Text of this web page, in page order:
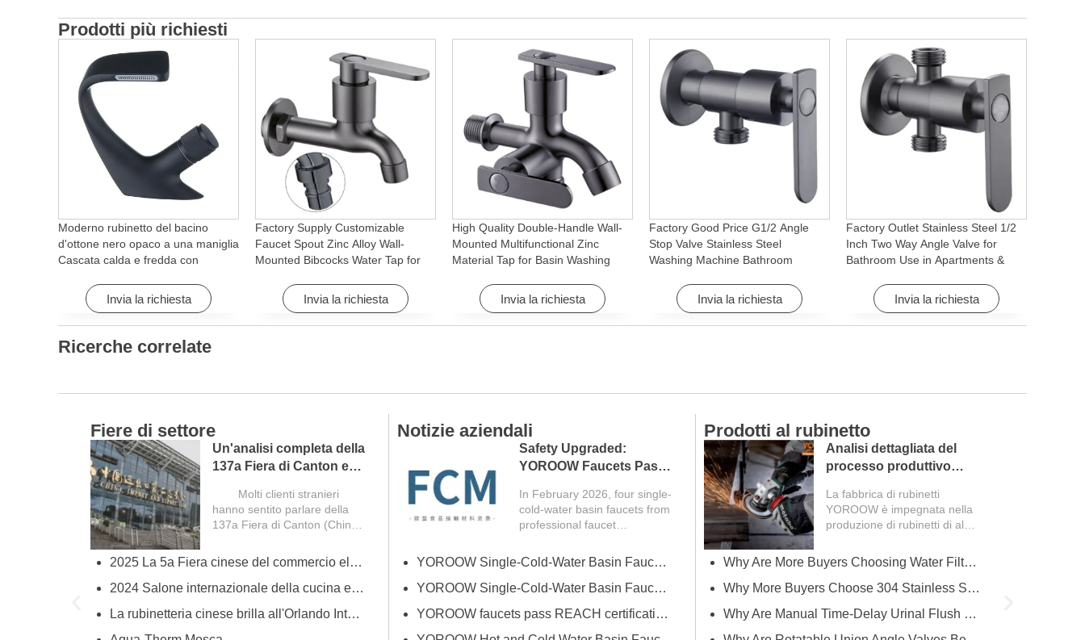
Prodotti più richiesti
Moderno rubinetto del bacino
d'ottone nero opaco a una maniglia
Cascata calda e fredda con
Hotel& ApartmentInvia la richiesta
Factory Supply Customizable
Faucet Spout Zinc Alloy Wall-
Mounted Bibcocks Water Tap for
Invia la richiesta
High Quality Double-Handle Wall-
Mounted Multifunctional Zinc
Material Tap for Basin Washing
Invia la richiesta
Factory Good Price G1/2 Angle
Stop Valve Stainless Steel
Washing Machine Bathroom
Hotels
Invia la richiesta
Factory Outlet Stainless Steel 1/2
Inch Two Way Angle Valve for
Bathroom Use in Apartments &
Invia la richiesta
Ricerche correlate
Fiere di settore
Un'analisi completa della
137a Fiera di Canton e
acquirenti stranieri
Molti clienti stranieri
hanno sentito parlare della
137a Fiera di Canton (China
2025 La 5a Fiera cinese del commercio elettronico transfrontaliero (primavera)
2024 Salone internazionale della cucina e del bagno di Dubai
La rubinetteria cinese brilla all'Orlando International Kitchen & Bath Industrial Supplies Expo
Notizie aziendali
Safety Upgraded:
YOROOW Faucets Pass
In February 2026, four single-
cold-water basin faucets from
professional faucet
successfully passed FCM
(Food Contact Materials)...
YOROOW Single-Cold-Water Basin Faucets Pass RSL Restricted Substances List Screening
YOROOW Single-Cold-Water Basin Faucets Pass COA Testing, Further Enhancing International Compliance System
YOROOW faucets pass REACH certification, ensuring environmental friendliness and safety.
Prodotti al rubinetto
Analisi dettagliata del
processo produttivo
La fabbrica di rubinetti
YOROOW è impegnata nella
produzione di rubinetti di alta
produzione copre più...
Why Are More Buyers Choosing Water Filter Faucets for Modern Kitchens?
Why More Buyers Choose 304 Stainless Steel Kitchen Faucets from China Manufacturers
Why Are Manual Time-Delay Urinal Flush Valves Still Preferred in Public Restrooms?